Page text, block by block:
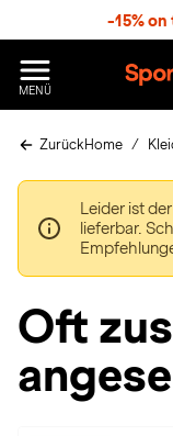
-15%
MENÜ
p
r
c
h
e
ZurückHome
Leider ist
lieferbar.
Oft